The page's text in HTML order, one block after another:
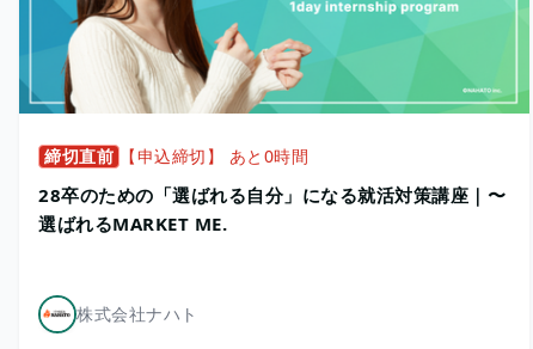
締切直前 【申込締切】 あと0時間
28卒のための「選ばれる自分」になる就活対策講座｜〜
選ばれるMARKET ME.
株式会社ナハト